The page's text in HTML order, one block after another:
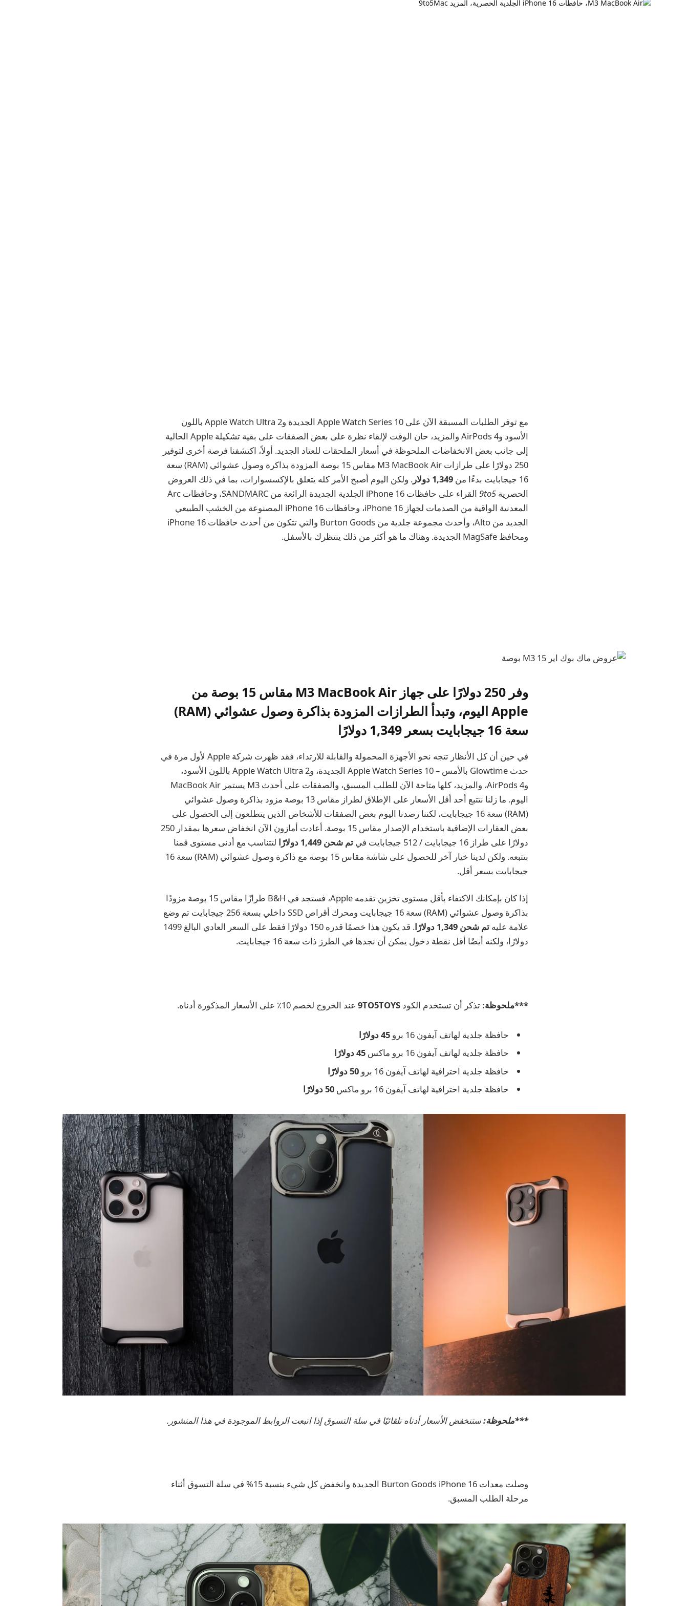
مع توفر الطلبات المسبقة الآن على Apple Watch Series 10 الجديدة وApple Watch Ultra 2 باللون
الأسود وAirPods 4 والمزيد، حان الوقت لإلقاء نظرة على بعض الصفقات على بقية تشكيلة Apple الحالية
إلى جانب بعض الانخفاضات الملحوظة في أسعار الملحقات للعتاد الجديد. أولاً، اكتشفنا فرصة أخرى لتوفير
250 دولارًا على طرازات M3 MacBook Air مقاس 15 بوصة المزودة بذاكرة وصول عشوائي (RAM) سعة
16 جيجابايت بدءًا من
1,349 دولار
. ولكن اليوم أصبح الأمر كله يتعلق بالإكسسوارات، بما في ذلك العروض
الحصرية 9to5
القراء على حافظات iPhone 16 الجلدية الجديدة الرائعة من SANDMARC، وحافظات Arc
المعدنية الواقية من الصدمات لجهاز iPhone 16، وحافظات iPhone 16 المصنوعة من الخشب الطبيعي
الجديد من Alto، وأحدث مجموعة جلدية من Burton Goods والتي تتكون من أحدث حافظات iPhone 16
ومحافظ MagSafe الجديدة. وهناك ما هو أكثر من ذلك ينتظرك بالأسفل.
وفر 250 دولارًا على جهاز M3 MacBook Air مقاس 15 بوصة من
Apple اليوم، وتبدأ الطرازات المزودة بذاكرة وصول عشوائي (RAM)
سعة 16 جيجابايت بسعر 1,349 دولارًا
في حين أن كل الأنظار تتجه نحو الأجهزة المحمولة والقابلة للارتداء، فقد ظهرت شركة Apple لأول مرة في
حدث Glowtime بالأمس – Apple Watch Series 10 الجديدة، وApple Watch Ultra 2 باللون الأسود،
وAirPods 4، والمزيد، كلها متاحة الآن للطلب المسبق، والصفقات على أحدث M3 يستمر MacBook Air
اليوم. ما زلنا نتتبع أحد أقل الأسعار على الإطلاق لطراز مقاس 13 بوصة مزود بذاكرة وصول عشوائي
(RAM) سعة 16 جيجابايت، لكننا رصدنا اليوم بعض الصفقات للأشخاص الذين يتطلعون إلى الحصول على
بعض العقارات الإضافية باستخدام الإصدار مقاس 15 بوصة. أعادت أمازون الآن انخفاض سعرها بمقدار 250
دولارًا على طراز 16 جيجابايت / 512 جيجابايت في
تم شحن 1,449 دولارًا
لتتناسب مع أدنى مستوى قمنا
بتتبعه. ولكن لدينا خيار آخر للحصول على شاشة مقاس 15 بوصة مع ذاكرة وصول عشوائي (RAM) سعة 16
جيجابايت بسعر أقل.
إذا كان بإمكانك الاكتفاء بأقل مستوى تخزين تقدمه Apple، فستجد في B&H طرازًا مقاس 15 بوصة مزودًا
بذاكرة وصول عشوائي (RAM) سعة 16 جيجابايت ومحرك أقراص SSD داخلي بسعة 256 جيجابايت تم وضع
علامة عليه تم شحن 1,349 دولارًا
. قد يكون هذا خصمًا قدره 150 دولارًا فقط على السعر العادي البالغ 1499
دولارًا، ولكنه أيضًا أقل نقطة دخول يمكن أن نجدها في الطرز ذات سعة 16 جيجابايت.
***ملحوظة: تذكر أن تستخدم الكود 9TO5TOYS عند الخروج لخصم 10٪ على الأسعار المذكورة أدناه.
حافظة جلدية لهاتف آيفون 16 برو
45 دولارًا
حافظة جلدية لهاتف آيفون 16 برو ماكس
45 دولارًا
حافظة جلدية احترافية لهاتف آيفون 16 برو
50 دولارًا
حافظة جلدية احترافية لهاتف آيفون 16 برو ماكس
50 دولارًا
***ملحوظة:ستنخفض الأسعار أدناه تلقائيًا في سلة التسوق إذا اتبعت الروابط الموجودة في هذا المنشور.
وصلت معدات Burton Goods iPhone 16 الجديدة وانخفض كل شيء بنسبة 15% في سلة التسوق أثناء
مرحلة الطلب المسبق.